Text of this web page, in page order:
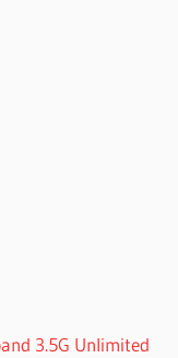
3.5G Unlimited